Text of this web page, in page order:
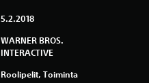
5.2.2018
WARNER BROS.
INTERACTIVE
Roolipelit, Toiminta